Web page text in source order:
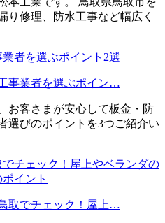
り修理、防水工事など幅広く
事業者を選ぶポイン…
お客さまが安心して板金・防
選びのポイントを3つご紹介い
取でチェック！屋上…